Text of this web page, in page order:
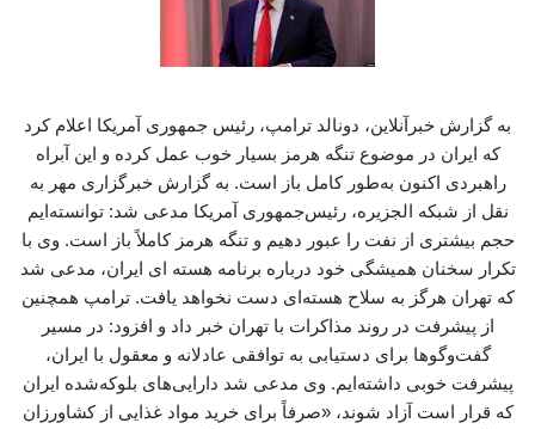
به گزارش خبرآنلاین، دونالد ترامپ، رئیس جمهوری آمریکا اعلام کرد
که ایران در موضوع تنگه هرمز بسیار خوب عمل کرده و این آبراه
راهبردی اکنون به‌طور کامل باز است. به گزارش خبرگزاری مهر به
نقل از شبکه الجزیره، رئیس‌جمهوری آمریکا مدعی شد: توانسته‌ایم
حجم بیشتری از نفت را عبور دهیم و تنگه هرمز کاملاً باز است. وی با
تکرار سخنان همیشگی خود درباره برنامه هسته ای ایران، مدعی شد
که تهران هرگز به سلاح هسته‌ای دست نخواهد یافت. ترامپ همچنین
از پیشرفت در روند مذاکرات با تهران خبر داد و افزود: در مسیر
گفت‌وگوها برای دستیابی به توافقی عادلانه و معقول با ایران،
پیشرفت خوبی داشته‌ایم. وی مدعی شد دارایی‌های بلوکه‌شده ایران
که قرار است آزاد شوند، «صرفاً برای خرید مواد غذایی از کشاورزان